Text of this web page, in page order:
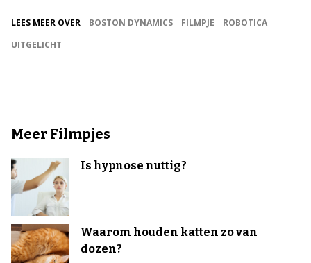
LEES MEER OVER BOSTON DYNAMICS FILMPJE
ROBOTICA
UITGELICHT
Meer Filmpjes
Is hypnose nuttig?
Waarom houden katten zo van
dozen?